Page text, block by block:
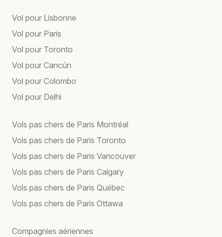
Vol pour Lisbonne
Vol pour Paris
Vol pour Toronto
Vol pour Cancún
Vol pour Colombo
Vol pour Delhi
Vols pas chers de Paris Montréal
Vols pas chers de Paris Toronto
Vols pas chers de Paris Vancouver
Vols pas chers de Paris Calgary
Vols pas chers de Paris Québec
Vols pas chers de Paris Ottawa
Compagnies aériennes